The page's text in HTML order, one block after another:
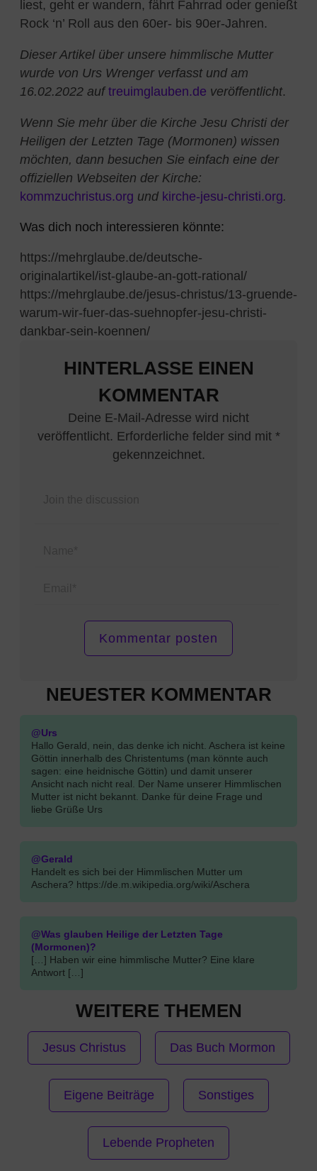
liest, geht er wandern, fährt Fahrrad oder genießt
Rock ‘n’ Roll aus den 60er- bis 90er-Jahren.
Dieser Artikel über unsere himmlische Mutter
wurde von Urs Wrenger verfasst und am
16.02.2022 auftreuimglauben.de veröffentlicht.
Wenn Sie mehr über die Kirche Jesu Christi der
Heiligen der Letzten Tage (Mormonen) wissen
möchten, dann besuchen Sie einfach eine der
offiziellen Webseiten der Kirche:
kommzuchristus.org und kirche-jesu-christi.org.
Was dich noch interessieren könnte:
https://mehrglaube.de/deutsche-
originalartikel/ist-glaube-an-gott-rational/
https://mehrglaube.de/jesus-christus/13-gruende-
warum-wir-fuer-das-suehnopfer-jesu-christi-
dankbar-sein-koennen/
HINTERLASSE EINEN
KOMMENTAR
Deine E-Mail-Adresse wird nicht
veröffentlicht. Erforderliche felder sind mit *
gekennzeichnet.
NEUESTER KOMMENTAR
@Urs
Hallo Gerald, nein, das denke ich nicht. Aschera ist keine
Göttin innerhalb des Christentums (man könnte auch
sagen: eine heidnische Göttin) und damit unserer
Ansicht nach nicht real. Der Name unserer Himmlischen
Mutter ist nicht bekannt. Danke für deine Frage und
liebe Grüße Urs
@Gerald
Handelt es sich bei der Himmlischen Mutter um
Aschera? https://de.m.wikipedia.org/wiki/Aschera
@Was glauben Heilige der Letzten Tage
(Mormonen)?
[…] Haben wir eine himmlische Mutter? Eine klare
Antwort […]
WEITERE THEMEN
Jesus Christus Das Buch Mormon
Eigene Beiträge Sonstiges
Lebende Propheten